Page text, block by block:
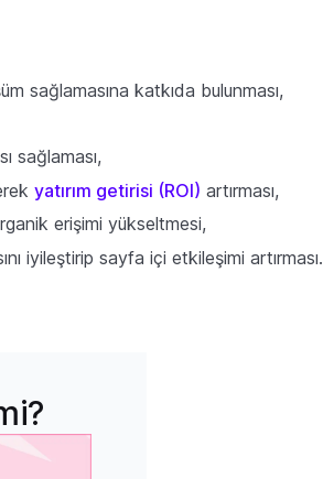
sağlamasına katkıda bulunması,
sağlaması,
yatırım getirisi (ROI) artırması,
erişimi yükseltmesi,
iyileştirip sayfa içi etkileşimi artırması.